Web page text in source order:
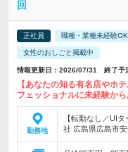
回
正社員 職種・業種未経験OK
女性のおしごと掲載中
情報更新日：2026/07/31 終了予
【あなたの知る有名店やホ
フェッショナルに未経験か
勤務地
【転勤なし／UI
社 広島県広島市